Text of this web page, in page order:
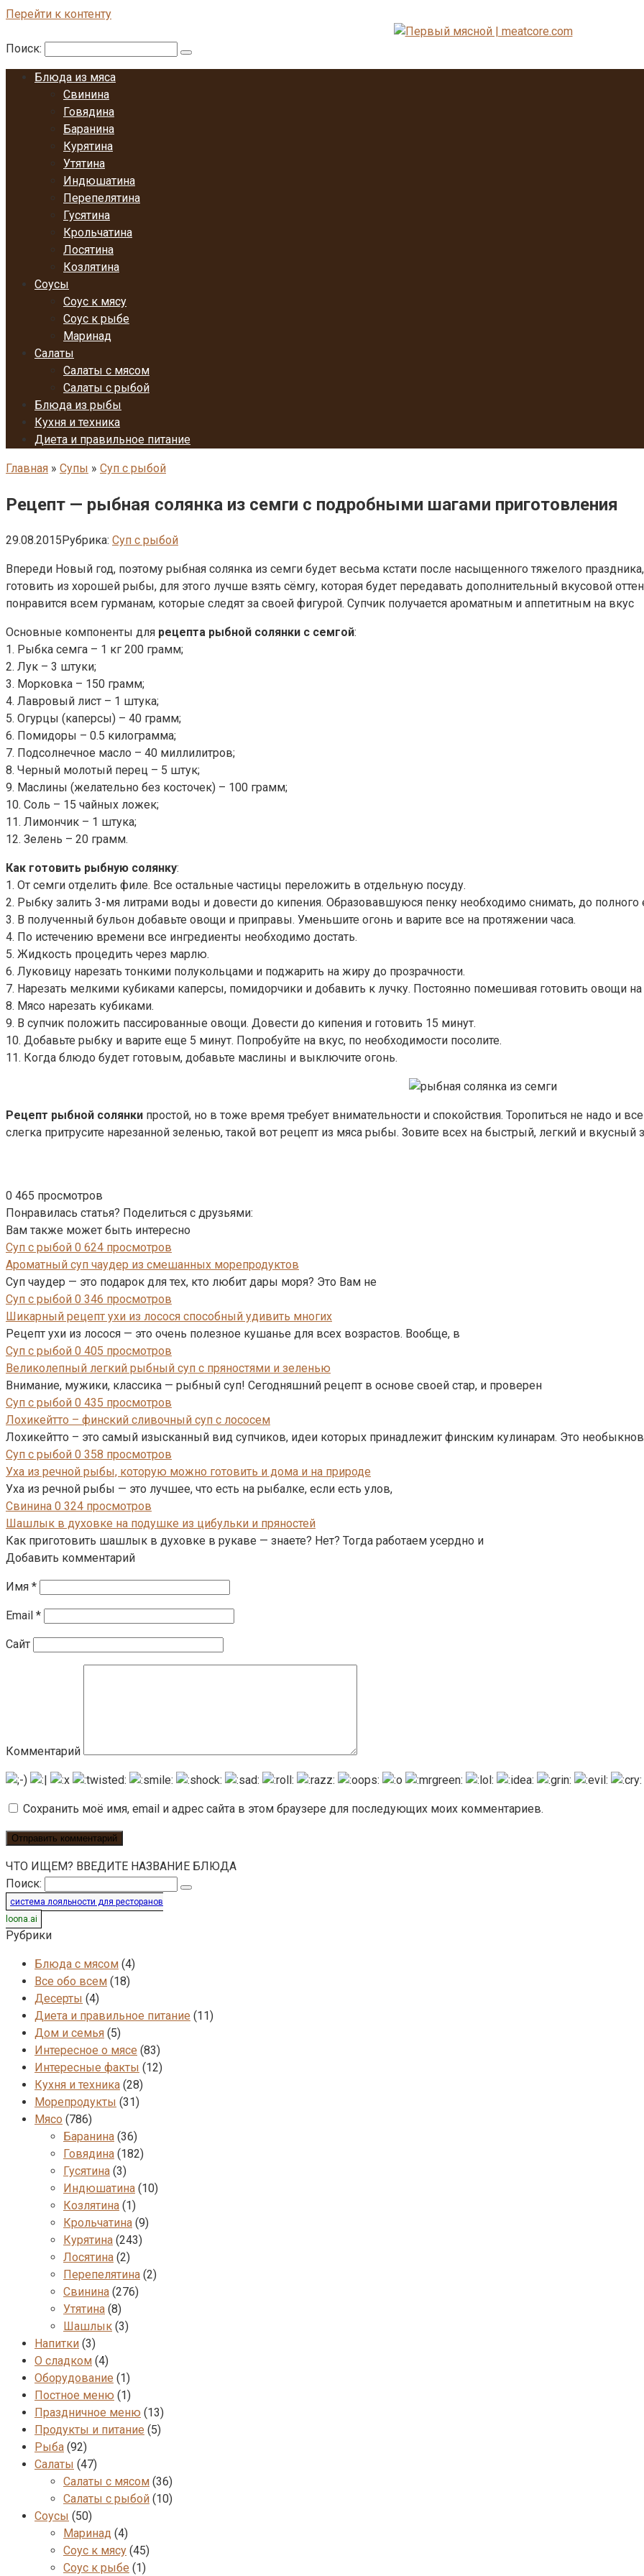
Перейти к контенту
Поиск:
Блюда из мяса
Свинина
Говядина
Баранина
Курятина
Утятина
Индюшатина
Перепелятина
Гусятина
Крольчатина
Лосятина
Козлятина
Соусы
Соус к мясу
Соус к рыбе
Маринад
Салаты
Салаты с мясом
Салаты с рыбой
Блюда из рыбы
Кухня и техника
Диета и правильное питание
Главная » Супы » Суп с рыбой
Рецепт — рыбная солянка из семги с подробными шагами приготовления
29.08.2015Рубрика: Суп с рыбой
Впереди Новый год, поэтому рыбная солянка из семги будет весьма кстати после насыщенного тяжелого
готовить из хорошей рыбы, для этого лучше взять сёмгу, которая будет передавать дополнительный вкусовой
понравится всем гурманам, которые следят за своей фигурой. Супчик получается ароматным и аппетитным на вкус
Основные компоненты для рецепта рыбной солянки с семгой:
1. Рыбка семга – 1 кг 200 грамм;
2. Лук – 3 штуки;
3. Морковка – 150 грамм;
4. Лавровый лист – 1 штука;
5. Огурцы (каперсы) – 40 грамм;
6. Помидоры – 0.5 килограмма;
7. Подсолнечное масло – 40 миллилитров;
8. Черный молотый перец – 5 штук;
9. Маслины (желательно без косточек) – 100 грамм;
10. Соль – 15 чайных ложек;
11. Лимончик – 1 штука;
12. Зелень – 20 грамм.
Как готовить рыбную солянку:
1. От семги отделить филе. Все остальные частицы переложить в отдельную посуду.
2. Рыбку залить 3-мя литрами воды и довести до кипения. Образовавшуюся пенку необходимо снимать, до полного
3. В полученный бульон добавьте овощи и приправы. Уменьшите огонь и варите все на протяжении часа.
4. По истечению времени все ингредиенты необходимо достать.
5. Жидкость процедить через марлю.
6. Луковицу нарезать тонкими полукольцами и поджарить на жиру до прозрачности.
7. Нарезать мелкими кубиками каперсы, помидорчики и добавить к лучку. Постоянно помешивая готовить овощи
8. Мясо нарезать кубиками.
9. В супчик положить пассированные овощи. Довести до кипения и готовить 15 минут.
10. Добавьте рыбку и варите еще 5 минут. Попробуйте на вкус, по необходимости посолите.
11. Когда блюдо будет готовым, добавьте маслины и выключите огонь.
Рецепт рыбной солянки простой, но в тоже время требует внимательности и спокойствия. Торопиться не надо и
слегка притрусите нарезанной зеленью, такой вот рецепт из мяса рыбы. Зовите всех на быстрый, легкий и вкусный
0 465 просмотров
Понравилась статья? Поделиться с друзьями:
Вам также может быть интересно
Суп с рыбой 0 624 просмотров
Ароматный суп чаудер из смешанных морепродуктов
Суп чаудер — это подарок для тех, кто любит дары моря? Это Вам не
Суп с рыбой 0 346 просмотров
Шикарный рецепт ухи из лосося способный удивить многих
Рецепт ухи из лосося — это очень полезное кушанье для всех возрастов. Вообще, в
Суп с рыбой 0 405 просмотров
Великолепный легкий рыбный суп с пряностями и зеленью
Внимание, мужики, классика — рыбный суп! Сегодняшний рецепт в основе своей стар, и проверен
Суп с рыбой 0 435 просмотров
Лохикейтто – финский сливочный суп с лососем
Лохикейтто – это самый изысканный вид супчиков, идеи которых принадлежит финским кулинарам. Это
Суп с рыбой 0 358 просмотров
Уха из речной рыбы, которую можно готовить и дома и на природе
Уха из речной рыбы — это лучшее, что есть на рыбалке, если есть улов,
Свинина 0 324 просмотров
Шашлык в духовке на подушке из цибульки и пряностей
Как приготовить шашлык в духовке в рукаве — знаете? Нет? Тогда работаем усердно и
Добавить комментарий
Имя *
Email *
Сайт
Комментарий
Сохранить моё имя, email и адрес сайта в этом браузере для последующих моих комментариев.
ЧТО ИЩЕМ? ВВЕДИТЕ НАЗВАНИЕ БЛЮДА
Поиск:
система лояльности для ресторанов
loona.ai
Рубрики
Блюда с мясом (4)
Все обо всем (18)
Десерты (4)
Диета и правильное питание (11)
Дом и семья (5)
Интересное о мясе (83)
Интересные факты (12)
Кухня и техника (28)
Морепродукты (31)
Мясо (786)
Баранина (36)
Говядина (182)
Гусятина (3)
Индюшатина (10)
Козлятина (1)
Крольчатина (9)
Курятина (243)
Лосятина (2)
Перепелятина (2)
Свинина (276)
Утятина (8)
Шашлык (3)
Напитки (3)
О сладком (4)
Оборудование (1)
Постное меню (1)
Праздничное меню (13)
Продукты и питание (5)
Рыба (92)
Салаты (47)
Салаты с мясом (36)
Салаты с рыбой (10)
Соусы (50)
Маринад (4)
Соус к мясу (45)
Соус к рыбе (1)